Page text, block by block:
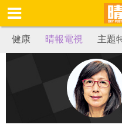
健康 晴報電視 主題